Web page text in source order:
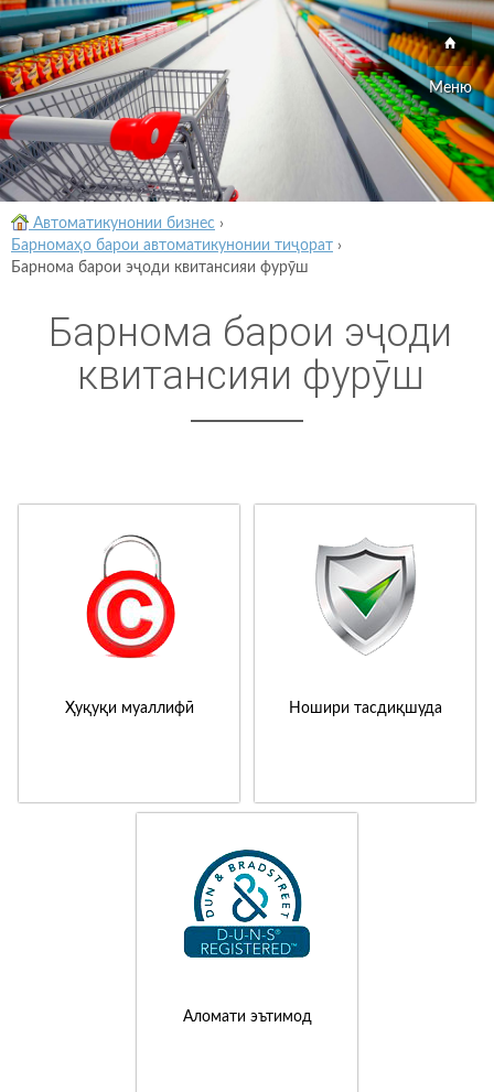
Меню
Автоматикунонии бизнес ›
Барномаҳо барои автоматикунонии тиҷорат ›
Барнома барои эҷоди квитансияи фурӯш
Барнома барои эҷоди
квитансияи фурӯш
Ҳуқуқи муаллифӣ Ношири тасдиқшуда
Аломати эътимод